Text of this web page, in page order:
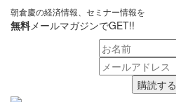
朝倉慶の経済情報、セミナー情報を
無料 メールマガジンでGET!!
購読する